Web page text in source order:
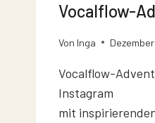
Vocalflow-
Von Inga
Vocalflow-
Instagram
mit